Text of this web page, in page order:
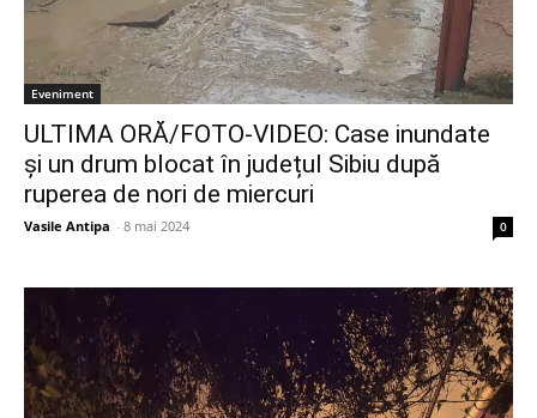
Eveniment
ULTIMA ORĂ/FOTO-VIDEO: Case inundate
și un drum blocat în județul Sibiu după
ruperea de nori de miercuri
Vasile Antipa - 8 mai 2024 0